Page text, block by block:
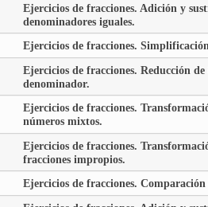
Ejercicios de fracciones. Adición y
denominadores iguales.
Ejercicios de fracciones.
Ejercicios de fracciones. Reducción
denominador.
Ejercicios de fracciones.
números mixtos.
Ejercicios de fracciones.
fracciones impropios.
Ejercicios de fracciones. Comparación